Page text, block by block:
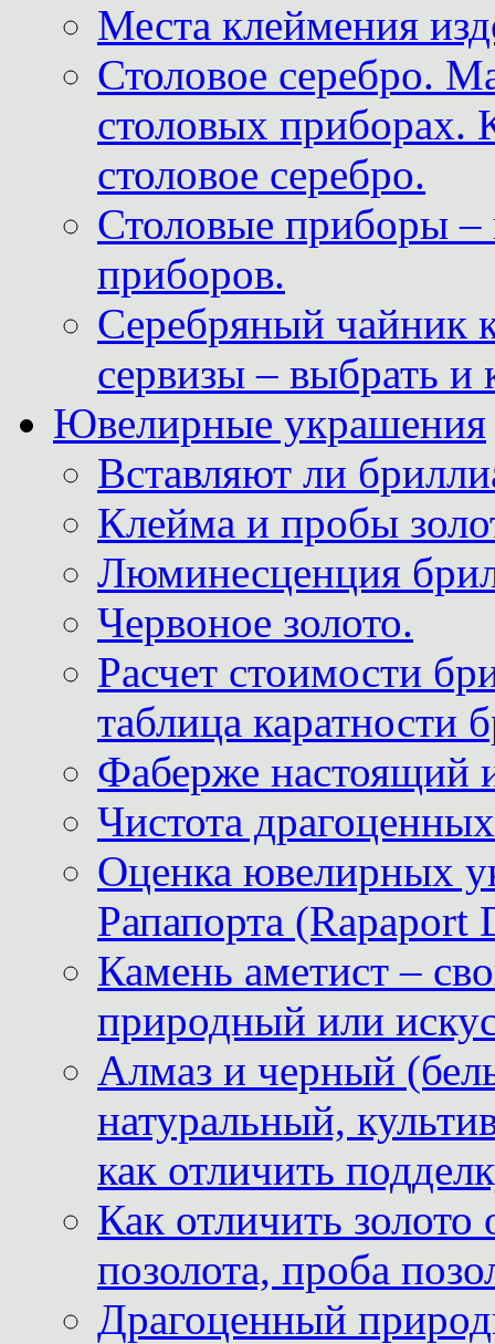
Места клеймения
Столовое серебро.
столовых приборах.
столовое серебро.
Столовые приборы –
приборов.
Серебряный чайник
сервизы – выбрать и
Ювелирные украшения
Вставляют ли
Клейма и пробы
Люминесценция
Червоное золото.
Расчет стоимости
таблица каратности
Фаберже настоящий
Чистота
Оценка ювелирных
Рапапорта (Rapaport
Камень аметист –
природный или
Алмаз и черный
натуральный,
как отличить
Как отличить
позолота, проба
Драгоценный